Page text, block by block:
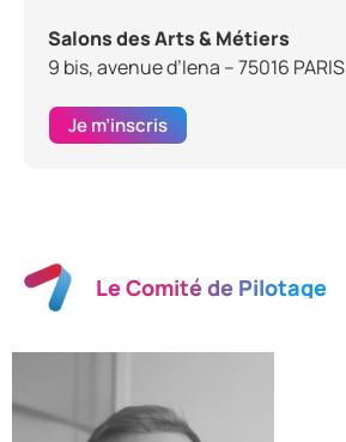
Salons des Arts & Métiers
9 bis, avenue d’Iena – 75016 PARIS
Je m’inscris
Le Comité de Pilotage